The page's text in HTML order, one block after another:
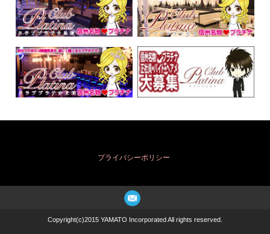
プライバシーポリシー
Copyright(c)2015 YAMATO Incorporated All rights reserved.